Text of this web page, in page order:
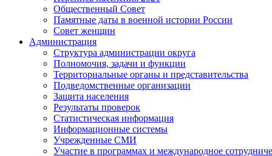
Общественный Совет
Памятные даты в военной истории России
Совет женщин
Администрация
Структура администрации округа
Полномочия, задачи и функции
Территориальные органы и представительства
Подведомственные организации
Защита населения
Результаты проверок
Статистическая информация
Информационные системы
Учрежденные СМИ
Участие в программах и международное